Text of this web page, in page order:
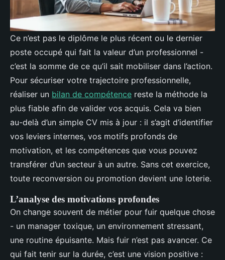
Ce n’est pas le diplôme le plus récent ou le dernier
poste occupé qui fait la valeur d’un professionnel -
c’est la somme de ce qu’il sait mobiliser dans l’action.
Pour sécuriser votre trajectoire professionnelle,
réaliser un bilan de compétence reste la méthode la
plus fiable afin de valider vos acquis. Cela va bien
au-delà d’un simple CV mis à jour : il s’agit d’identifier
vos leviers internes, vos motifs profonds de
motivation, et les compétences que vous pouvez
transférer d’un secteur à un autre. Sans cet exercice,
toute reconversion ou promotion devient une loterie.
L’analyse des motivations profondes
On change souvent de métier pour fuir quelque chose
- un manager toxique, un environnement stressant,
une routine épuisante. Mais fuir n’est pas avancer. Ce
qui fait tenir sur la durée, c’est une vision positive :